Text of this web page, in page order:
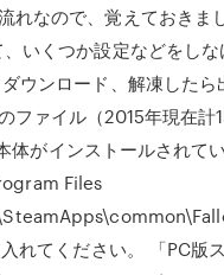
れなので、覚えておきま
いくつか設定などをしな
ウンロード、解凍したら
ファイル（2015年現在計
体がインストールされて
Files
れてください。 「PC版